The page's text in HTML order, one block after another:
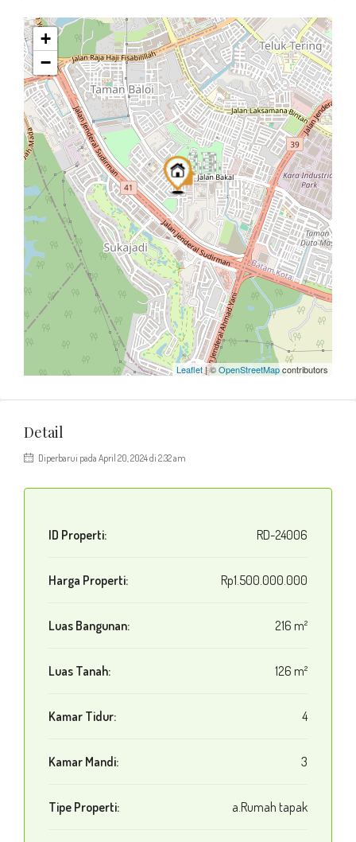
+
−
Leaflet| ©OpenStreetMapcontributors
Detail
Diperbarui pada April 20, 2024 di 2:32 am
ID Properti: RD-24006
Harga Properti: Rp1.500.000.000
Luas Bangunan: 216 m²
Luas Tanah: 126 m²
Kamar Tidur: 4
Kamar Mandi: 3
Tipe Properti: a.Rumah tapak